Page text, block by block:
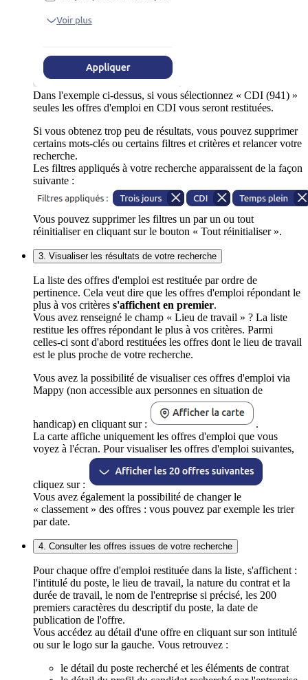
Dans l'exemple ci-dessus, si vous sélectionnez « CDI (941) »
seules les offres d'emploi en CDI vous seront restituées.
Si vous obtenez trop peu de résultats, vous pouvez supprimer
certains mots-clés ou certains filtres et critères et relancer votre
recherche.
Les filtres appliqués à votre recherche apparaissent de la façon
suivante :
Vous pouvez supprimer les filtres un par un ou tout
réinitialiser en cliquant sur le bouton « Tout réinitialiser ».
3. Visualiser les résultats de votre recherche
La liste des offres d'emploi est restituée par ordre de
pertinence. Cela veut dire que les offres d'emploi répondant le
plus à vos critères s'affichent en premier.
Vous avez renseigné le champ « Lieu de travail » ? La liste
restitue les offres répondant le plus à vos critères. Parmi
celles-ci sont d'abord restituées les offres dont le lieu de travail
est le plus proche de votre recherche.
Vous avez la possibilité de visualiser ces offres d'emploi via
Mappy (non accessible aux personnes en situation de
handicap) en cliquant sur :
.
La carte affiche uniquement les offres d'emploi que vous
voyez à l'écran. Pour visualiser les offres d'emploi suivantes,
cliquez sur :
Vous avez également la possibilité de changer le
« classement » des offres : vous pouvez par exemple les trier
par date.
4. Consulter les offres issues de votre recherche
Pour chaque offre d'emploi restituée dans la liste, s'affichent :
l'intitulé du poste, le lieu de travail, la nature du contrat et la
durée de travail, le nom de l'entreprise si précisé, les 200
premiers caractères du descriptif du poste, la date de
publication de l'offre.
Vous accédez au détail d'une offre en cliquant sur son intitulé
ou sur le logo sur la gauche. Vous retrouvez :
le détail du poste recherché et les éléments de contrat